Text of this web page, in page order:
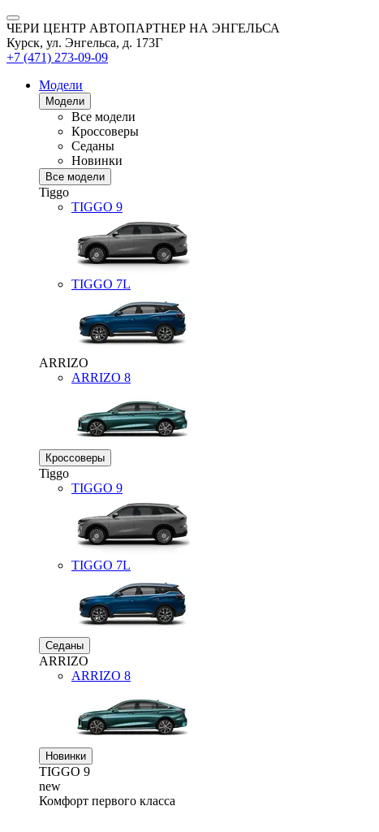
ЧЕРИ ЦЕНТР АВТОПАРТНЕР НА ЭНГЕЛЬСА
Курск, ул. Энгельса, д. 173Г
+7 (471) 273-09-09
Модели
Модели
Все модели
Кроссоверы
Седаны
Новинки
Все модели
Tiggo
TIGGO 9
TIGGO 7L
ARRIZO
ARRIZO 8
Кроссоверы
Tiggo
TIGGO 9
TIGGO 7L
Седаны
ARRIZO
ARRIZO 8
Новинки
TIGGO 9
new
Комфорт первого класса